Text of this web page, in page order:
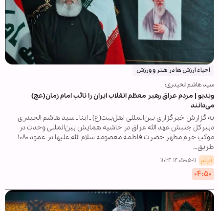
احیاء ارزش ها در هـنر و ورزش
سید هاشم الحیدری:
ویدیو | مردم عراق رهبر معظم انقلاب ایران را نائب امام زمان(عج)
می‌دانند
به گزارش خبرگزاری بین‌المللی اهل‌بیت(ع) ـ ابنا ـ سید هاشم الحیدری
دبیرکل جنبش عهد الله عراق در حاشیه همایش بین‌المللی وحدت در
موکب حرم مطهر حضرت فاطمه معصومه سلام الله علیها در عمود ۱۰۸۰
طریق…
فیلم ۱۴۰۵-۰۵-۱۱ ۱۱:۲۴
۰۴:۵۰